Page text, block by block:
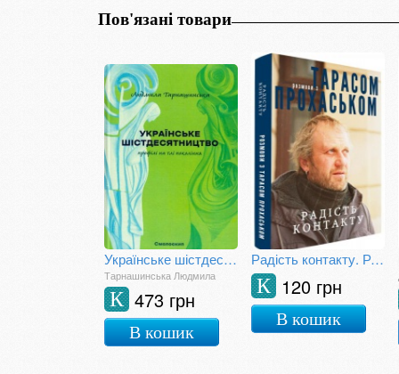
Пов'язані товари
Українське шістдесятництво: профілі на тлі покоління
Тарнашинська Людмила
473 грн
К
В кошик
Радість контакту. Розмови з Тарасом Прохаськом
120 грн
К
В кошик